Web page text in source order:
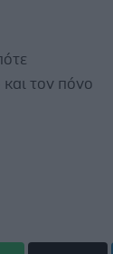
τον πόνο